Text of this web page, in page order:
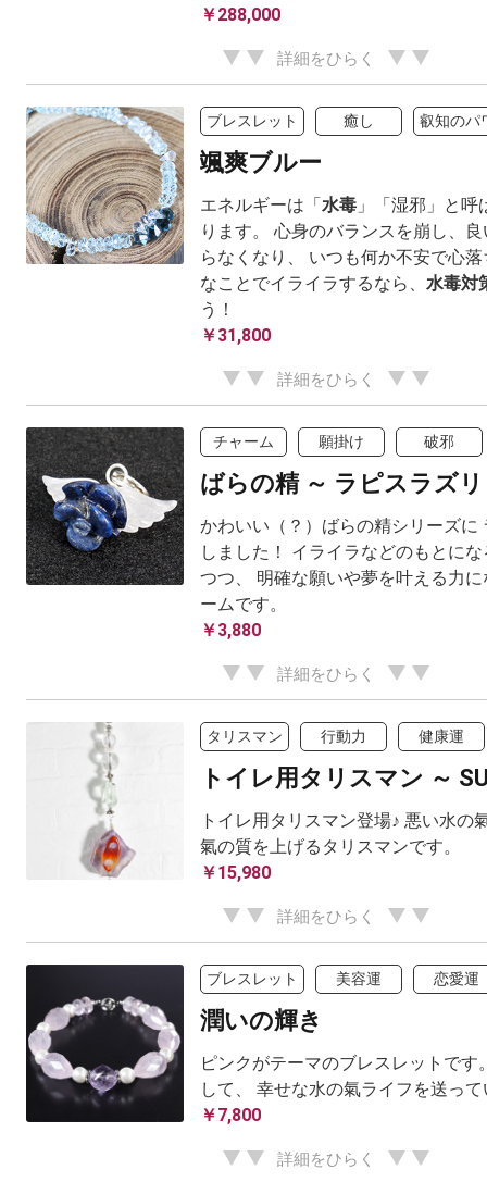
￥288,000
詳細をひらく
ブレスレット 癒し 叡知のパ
颯爽ブルー
エネルギーは「水毒 」「湿邪」と
ります。 心身のバランスを崩し、
らなくなり、 いつも何か不安で心
なことでイライラするなら、 水毒対
う！
￥31,800
詳細をひらく
チャーム 願掛け 破邪
ばらの精 ～ ラピスラズ
かわいい（？）ばらの精シリーズに
しました！ イライラなどのもとにな
つつ、 明確な願いや夢を叶える力
ームです。
￥3,880
詳細をひらく
タリスマン 行動力 健康運
トイレ用タリスマン ～
トイレ用タリスマン登場♪ 悪い水の
氣の質を上げるタリスマンです。
￥15,980
詳細をひらく
ブレスレット 美容運 恋愛運
潤いの輝き
ピンクがテーマのブレスレットです
して、 幸せな水の氣ライフを送っ
￥7,800
詳細をひらく